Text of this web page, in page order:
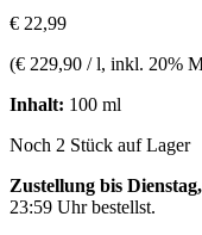
€ 22,99
(€ 229,90 / l, inkl. 20%
Inhalt: 100 ml
Noch 2 Stück auf Lager
Zustellung bis
23:59 Uhrbestellst.